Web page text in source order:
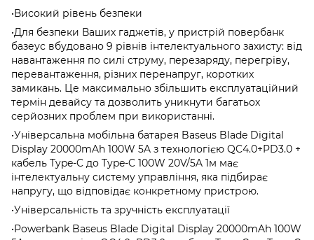
•Високий рівень безпеки
•Для безпеки Ваших гаджетів, у пристрій повербанк
базеус вбудовано 9 рівнів інтелектуального захисту: від
навантаження по силі струму, перезаряду, перегріву,
перевантаження, різних перенапруг, коротких
замикань. Це максимально збільшить експлуатаційний
термін девайсу та дозволить уникнути багатьох
серйозних проблем при використанні.
•Універсальна мобільна батарея Baseus Blade Digital
Display 20000mAh 100W 5A з технологією QC4.0+PD3.0 +
кабель Type-C до Type-C 100W 20V/5A 1м має
інтелектуальну систему управління, яка підбирає
напругу, що відповідає конкретному пристрою.
•Універсальність та зручність експлуатації
•Powerbank Baseus Blade Digital Display 20000mAh 100W